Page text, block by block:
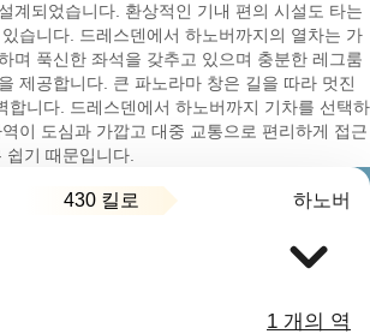
계되었습니다. 환상적인 기내 편의 시설도 타는
습니다. 드레스덴에서 하노버까지의 열차는 가
며 푹신한 좌석을 갖추고 있으며 충분한 레그룸
제공합니다. 큰 파노라마 창은 길을 따라 멋진
합니다. 드레스덴에서 하노버까지 기차를 선택하
이 도심과 가깝고 대중 교통으로 편리하게 접근
기 때문입니다.
430 킬로 하노버
1 개의 역